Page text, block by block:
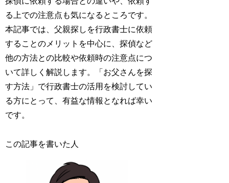
る上での注意点も気になるところです。
本記事では、父親探しを行政書士に依頼
することのメリットを中心に、探偵など
他の方法との比較や依頼時の注意点につ
いて詳しく解説します。「お父さんを探
す方法」で行政書士の活用を検討してい
る方にとって、有益な情報となれば幸い
です。
この記事を書いた人